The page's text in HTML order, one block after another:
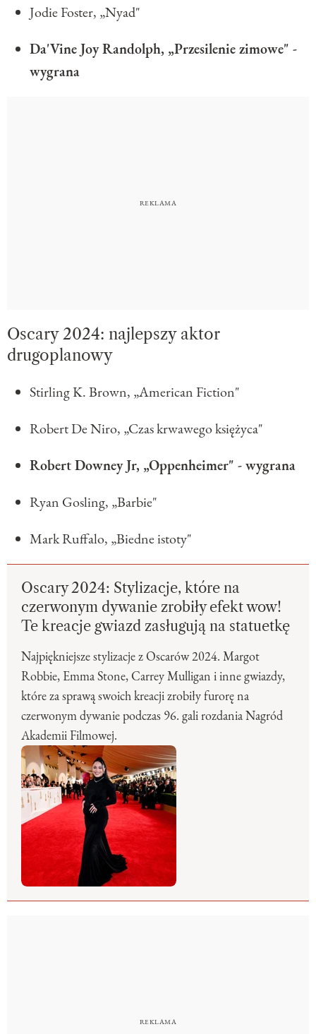
Jodie Foster, „Nyad"
Da'Vine Joy Randolph, „Przesilenie zimowe" -
wygrana
Oscary 2024: najlepszy aktor
drugoplanowy
Stirling K. Brown, „American Fiction"
Robert De Niro, „Czas krwawego księżyca"
Robert Downey Jr, „Oppenheimer" - wygrana
Ryan Gosling, „Barbie"
Mark Ruffalo, „Biedne istoty"
Oscary 2024: Stylizacje, które na
czerwonym dywanie zrobiły efekt wow!
Te kreacje gwiazd zasługują na statuetkę
Najpiękniejsze stylizacje z Oscarów 2024. Margot
Robbie, Emma Stone, Carrey Mulligan i inne gwiazdy,
które za sprawą swoich kreacji zrobiły furorę na
czerwonym dywanie podczas 96. gali rozdania Nagród
Akademii Filmowej.